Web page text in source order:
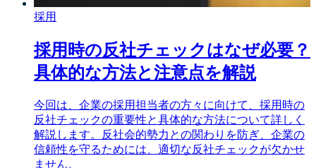
採用
採用時の反社チェックはなぜ必要？
具体的な方法と注意点を解説
今回は、企業の採用担当者の方々に向けて、採用時の
反社チェックの重要性と具体的な方法について詳しく
解説します。反社会的勢力との関わりを防ぎ、企業の
信頼性を守るためには、適切な反社チェックが欠かせ
ません。